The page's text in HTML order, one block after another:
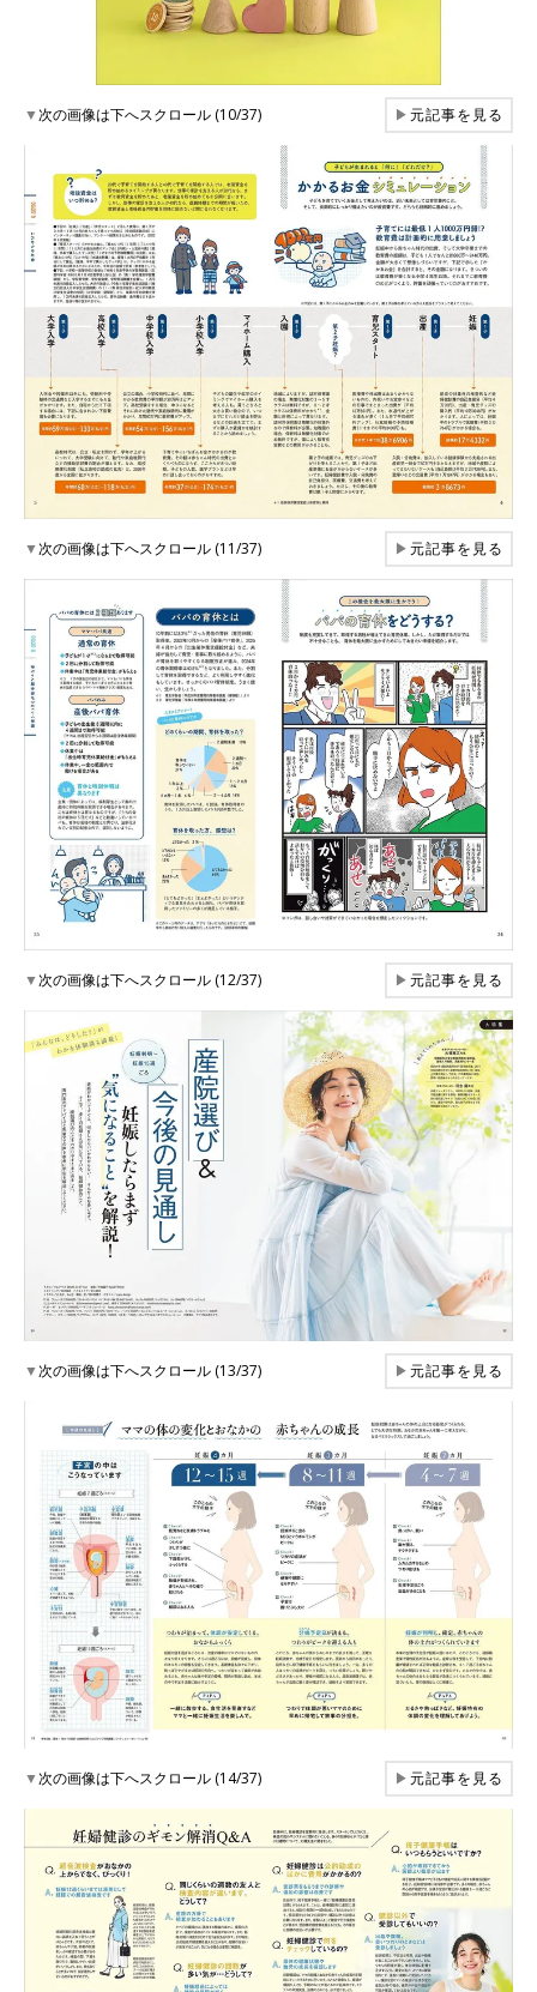
▼次の画像は下へスクロール (10/37) ▶元記事を見る
▼次の画像は下へスクロール (11/37) ▶元記事を見る
▼次の画像は下へスクロール (12/37) ▶元記事を見る
▼次の画像は下へスクロール (13/37) ▶元記事を見る
▼次の画像は下へスクロール (14/37) ▶元記事を見る